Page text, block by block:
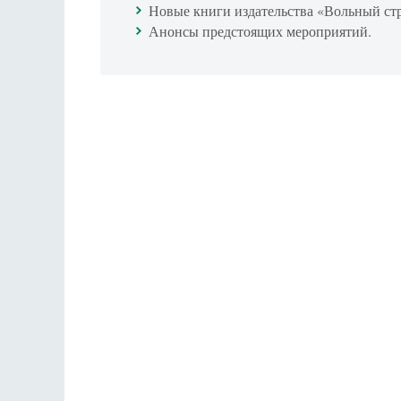
Новые книги издательства «Вольный
Анонсы предстоящих мероприятий.